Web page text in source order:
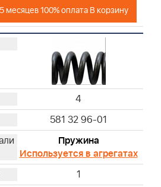
месяцев 100% оплата В корзину
4
581 32 96-01
Пружина
Используется в агрегатах
1